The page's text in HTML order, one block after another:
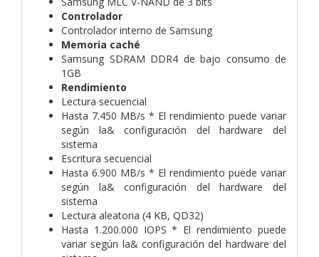
Controlador
Controlador interno de Samsung
Memoria caché
Samsung SDRAM DDR4 de bajo consumo de
1GB
Rendimiento
Lectura secuencial
Hasta 7.450 MB/s * El rendimiento puede variar
según la& configuración del hardware del
sistema
Escritura secuencial
Hasta 6.900 MB/s * El rendimiento puede variar
según la& configuración del hardware del
sistema
Lectura aleatoria (4 KB, QD32)
Hasta 1.200.000 IOPS * El rendimiento puede
variar según la& configuración del hardware del